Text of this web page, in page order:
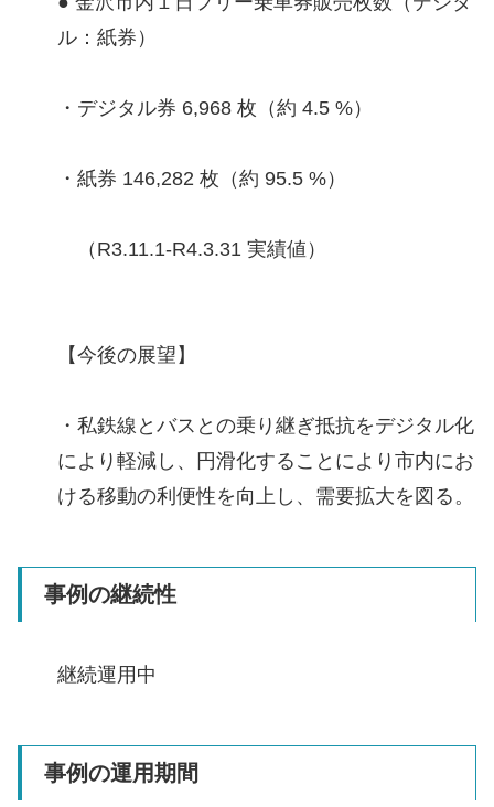
ル：紙券）
・デジタル券 6,968 枚（約 4.5 %）
・紙券 146,282 枚（約 95.5 %）
（R3.11.1-R4.3.31 実績値）
【今後の展望】
・私鉄線とバスとの乗り継ぎ抵抗をデジタル化
により軽減し、円滑化することにより市内にお
ける移動の利便性を向上し、需要拡大を図る。
事例の継続性
継続運用中
事例の運用期間